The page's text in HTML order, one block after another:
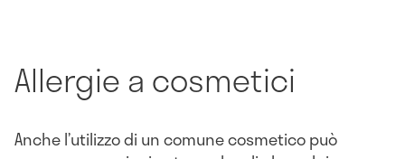
Allergie a cosmetici
Anche l’utilizzo di un comune cosmetico può